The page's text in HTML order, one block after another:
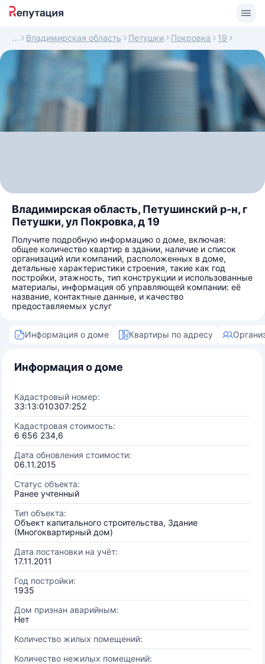
Владимирская область Петушки Покровка 19
Владимирская область, Петушинский р-н, г
Петушки, ул Покровка, д 19
Получите подробную информацию о доме, включая:
общее количество квартир в здании, наличие и список
организаций или компаний, расположенных в доме,
детальные характеристики строения, такие как год
постройки, этажность, тип конструкции и использованные
материалы, информация об управляющей компании: её
название, контактные данные, и качество
предоставляемых услуг
Информация о доме Квартиры по адресу
Информация о доме
Кадастровый номер:
33:13:010307:252
Кадастровая стоимость:
6 656 234,6
Дата обновления стоимости:
06.11.2015
Статус объекта:
Ранее учтенный
Тип объекта:
Объект капитального строительства, Здание
(Многоквартирный дом)
Дата постановки на учёт:
17.11.2011
Год постройки:
1935
Дом признан аварийным:
Нет
Количество жилых помещений:
Количество нежилых помещений: